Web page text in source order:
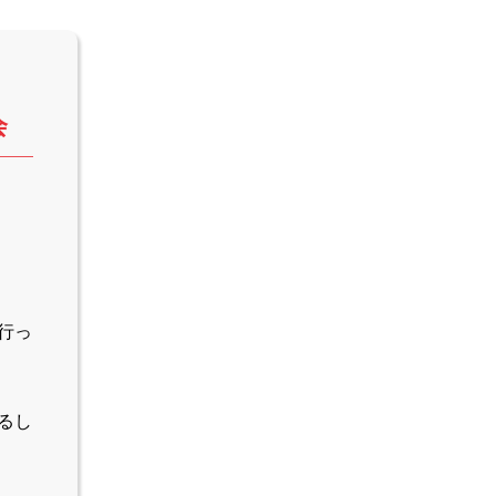
っ
し